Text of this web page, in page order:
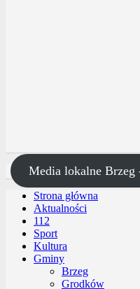
Media lokalne Brzeg
Strona główna
Aktualności
112
Sport
Kultura
Gminy
Brzeg
Grodków